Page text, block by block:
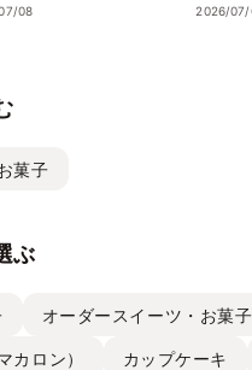
フトと失敗しない選
08
ツギフ
2026/07/
菓子
ぶ
オーダースイーツ・お菓子
カロン） カップケーキ